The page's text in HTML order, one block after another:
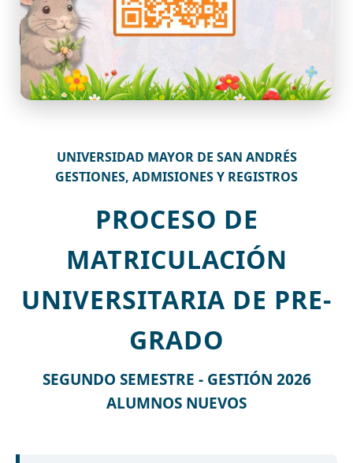
UNIVERSIDAD MAYOR DE SAN ANDRÉS
GESTIONES, ADMISIONES Y REGISTROS
PROCESO DE
MATRICULACIÓN
UNIVERSITARIA DE PRE-
GRADO
SEGUNDO SEMESTRE - GESTIÓN 2026
ALUMNOS NUEVOS